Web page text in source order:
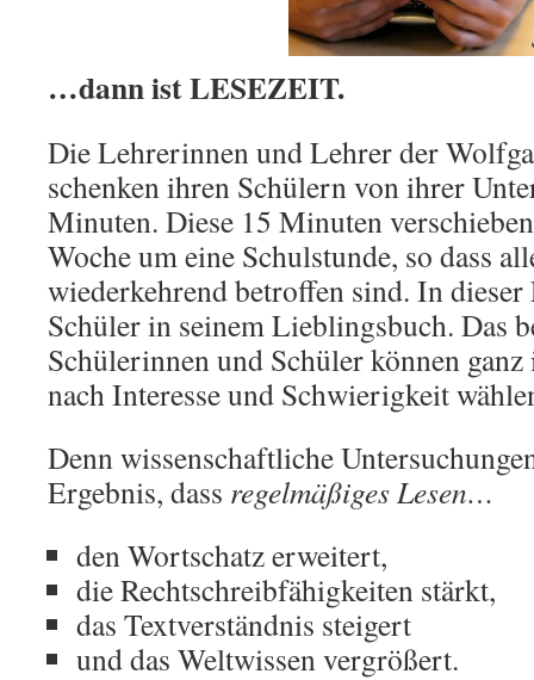
…dann ist LESEZEIT.
Die Lehrerinnen und Lehrer der
schenken ihren Schülern von ihrer
Minuten. Diese 15 Minuten
Woche um eine Schulstunde, so dass
wiederkehrend betroffen sind. In
Schüler in seinem Lieblingsbuch. Das
Schülerinnen und Schüler können
nach Interesse und Schwierigkeit
Denn wissenschaftliche
Ergebnis, dass regelmäßiges Lesen…
den Wortschatz erweitert,
die Rechtschreibfähigkeiten stärkt,
das Textverständnis steigert
und das Weltwissen vergrößert.